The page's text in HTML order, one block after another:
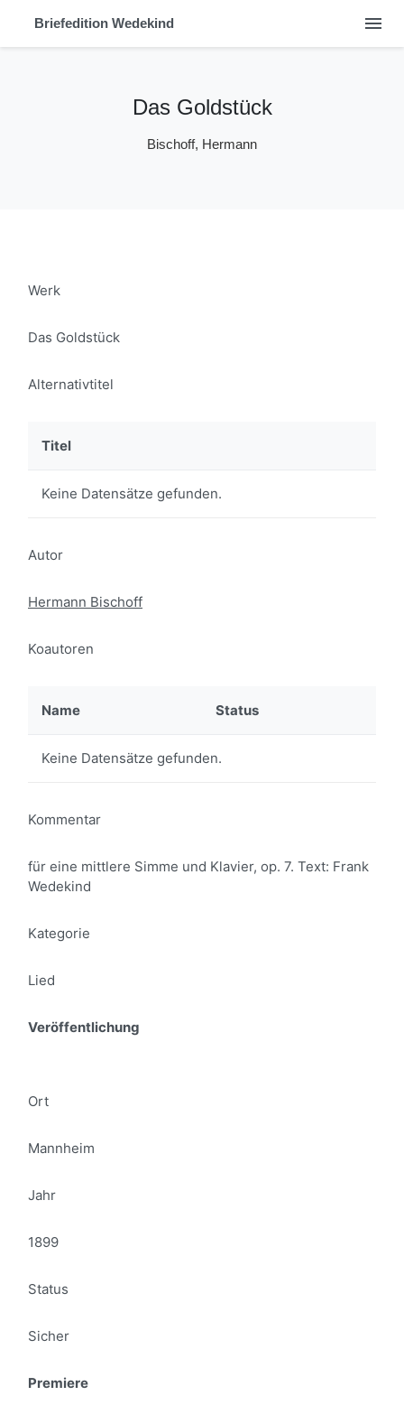
Briefedition Wedekind menu
Das Goldstück
Bischoff, Hermann
Werk
Das Goldstück
Alternativtitel
Titel
Keine Datensätze gefunden.
Autor
Hermann Bischoff
Koautoren
Name Status
Keine Datensätze gefunden.
Kommentar
für eine mittlere Simme und Klavier, op. 7. Text: Frank
Wedekind
Kategorie
Lied
Veröffentlichung
Ort
Mannheim
Jahr
1899
Status
Sicher
Premiere